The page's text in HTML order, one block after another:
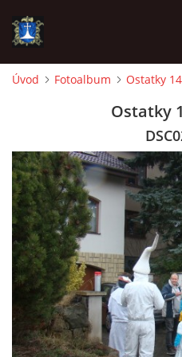
VÝJEZDY
INFORMACE JEDNOTKY »
TECHNIKA
OZNAČENÍ HASIČSKÉ
Úvod Fotoalbum Ostatky
Ostatky